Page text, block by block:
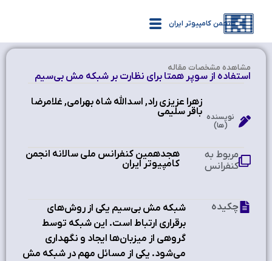
انجمن کامپیوتر ایران
مشاهده‌ مشخصات مقاله
استفاده از سوپر همتا برای نظارت بر شبکه مش بی‌سیم
زهرا عزیز‌ی راد, اسدالله شاه بهرامی, غلامرضا
باقر سلیمی نویسنده
(ها)
هجدهمین کنفرانس ملی سالانه انجمن
کامپیوتر ایران
مربوط به
کنفرانس
شبکه مش بی‌سیم یکی از روش‌های
برقراری ارتباط است. این شبکه توسط
گروهی از میزبان‌ها ایجاد و نگهداری
می‌شود. یکی از مسائل مهم در شبکه مش
چکیده